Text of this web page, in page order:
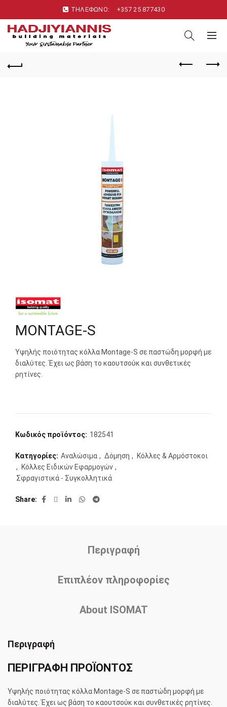
ΤΗΛΕΦΩΝΟ: +357 25 877430
MONTAGE-S
Υψηλής ποιότητας κόλλα Montage-S σε παστώδη μορφή με
διαλύτες. Έχει ως βάση το καουτσούκ και συνθετικές
ρητίνες.
Κωδικός προϊόντος: 182541
Κατηγορίες: Αναλώσιμα , Δόμηση ,
Κόλλες & Αρμόστοκοι
,
Κόλλες Ειδικών Εφαρμογών ,
Σφραγιστικά - Συγκολλητικά
Share
Περιγραφή
Επιπλέον πληροφορίες
About ISOMAT
Περιγραφή
ΠΕΡΙΓΡΑΦΗ ΠΡΟΪΟΝΤΟΣ
Υψηλής ποιότητας κόλλα Montage-S σε παστώδη μορφή με
διαλύτες. Έχει ως βάση το καουτσούκ και συνθετικές ρητίνες.